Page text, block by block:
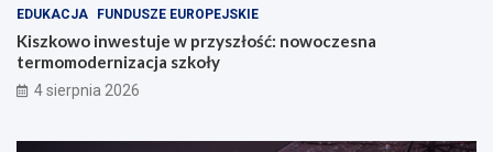
EDUKACJA FUNDUSZE EUROPEJSKIE
Kiszkowo inwestuje w przyszłość: nowoczesna
termomodernizacja szkoły
4 sierpnia 2026